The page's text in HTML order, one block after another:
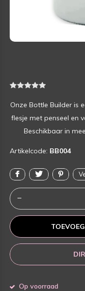
Onze Bottle Builder is
flesje met penseel en
Beschikbaar in
Artikelcode: BB004
Op voorraad